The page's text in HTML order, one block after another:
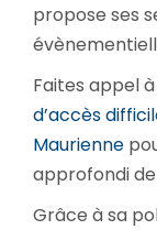
propose ses
Faites appel
d’accès
Maurienne
approfondi de
Grâce à sa